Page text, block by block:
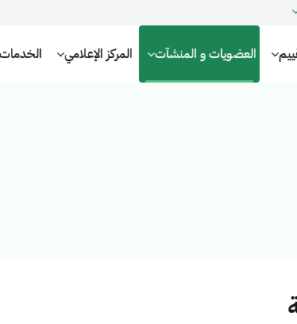
العضويات و المنشآت المركز الإعلامي الخدمات